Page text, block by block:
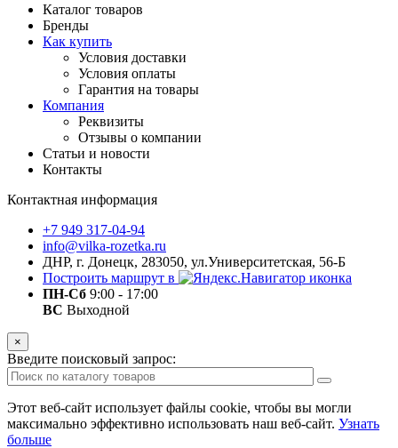
Каталог товаров
Бренды
Как купить
Условия доставки
Условия оплаты
Гарантия на товары
Компания
Реквизиты
Отзывы о компании
Статьи и новости
Контакты
Контактная информация
+7 949 317-04-94
info@vilka-rozetka.ru
ДНР, г. Донецк, 283050, ул.Университетская, 56-Б
Построить маршрут в
ПН-Сб 9:00 - 17:00
ВС Выходной
×
Введите поисковый запрос:
Этот веб-сайт использует файлы cookie, чтобы вы могли
максимально эффективно использовать наш веб-сайт. Узнать
больше